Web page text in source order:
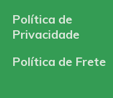
Política de
Privacidade
Política de Frete